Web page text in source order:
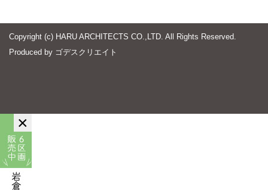
Copyright (c) HARU ARCHITECTS CO.,LTD. All Rights Reserved.
Produced by ゴデスクリエイト
×